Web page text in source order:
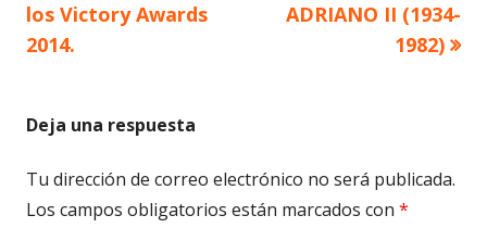
entradas
los Victory Awards
2014.
ADRIANO II (1934-
1982)
Deja una respuesta
Tu dirección de correo electrónico no será publicada.
Los campos obligatorios están marcados con *